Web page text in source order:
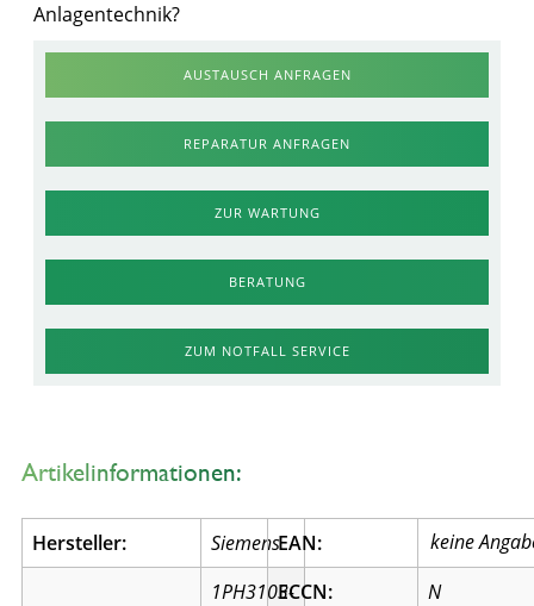
Anlagentechnik?
AUSTAUSCH ANFRAGEN
REPARATUR ANFRAGEN
ZUR WARTUNG
BERATUNG
ZUM NOTFALL SERVICE
Artikelinformationen:
Hersteller: Siemens
1PH3103-
EAN:
ECCN:
N